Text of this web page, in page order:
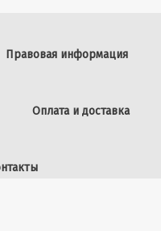
Правовая информация
Оплата и доставка